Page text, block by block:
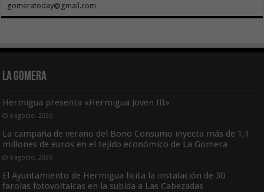
gomeratoday@gmail.com
La Gomera
Hermigua presenta «Hermigua Joven III»
6 agosto, 2026
La campaña de verano del Bono Consumo inyecta más de 1,1
millones de euros en el tejido económico de La Gomera
6 agosto, 2026
El Ayuntamiento de Hermigua licita la instalación de 30
farolas fotovoltaicas en la subida a Las Cabezadas